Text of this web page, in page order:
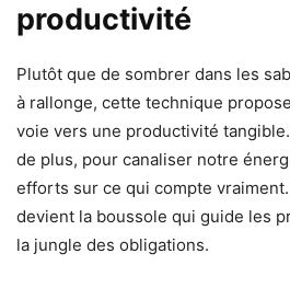
productivité
Plutôt que de sombrer dans les
à rallonge, cette technique
voie vers une productivité
de plus, pour canaliser notre
efforts sur ce qui compte
devient la boussole qui guide les
la jungle des obligations.